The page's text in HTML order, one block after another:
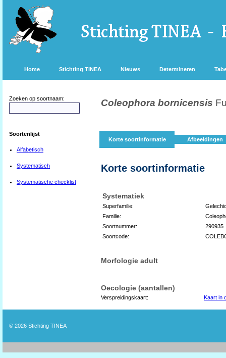
Home Stichting TINEA Nieuws Determineren
Zoeken op soortnaam:
Soortenlijst
Alfabetisch
Systematisch
Systematische checklist
Coleophora bornicensis
Korte soortinformatie Afbeeldingen
Korte soortinformatie
Systematiek
Superfamilie:
Familie:
Soortnummer:
290935
Soortcode:
Morfologie adult
Oecologie (aantallen)
Verspreidingskaart: Kaart in
© 2026 Stichting TINEA